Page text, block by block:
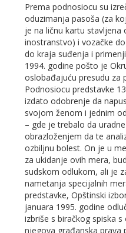
Prema podnosiocu su
oduzimanja pasoša (za
je na ličnu kartu stavljena
inostranstvo) i vozačke
do kraja suđenja i
1994. godine pošto je
oslobađajuću presudu za
Podnosiocu predstavke
izdato odobrenje da
svojom ženom i jednim
– gde je trebalo da
obrazloženjem da te
ozbiljnu bolest. On je u
za ukidanje ovih mera,
sudskom odlukom, ali je
nametanja specijalnih
predstavke, Opštinski
januara 1995. godine
izbriše s biračkog spiska
njegova građanska prava